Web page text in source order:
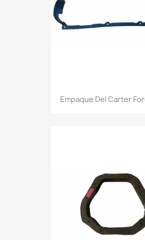
Empaque Del Carter